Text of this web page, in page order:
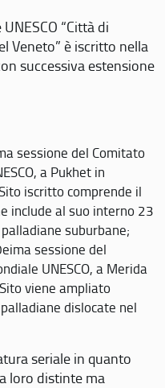
“Città di
Veneto” è iscritto nella
successiva estensione
sessione del Comitato
a Pukhet in
iscritto comprende il
include al suo interno 23
suburbane;
sessione del
UNESCO, a Merida
viene ampliato
dislocate nel
seriale in quanto
loro distinte ma